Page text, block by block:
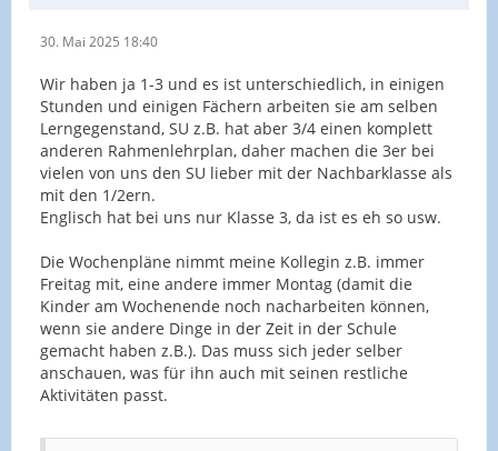
30. Mai 2025 18:40
Wir haben ja 1-3 und es ist unterschiedlich, in einigen
Stunden und einigen Fächern arbeiten sie am selben
Lerngegenstand, SU z.B. hat aber 3/4 einen komplett
anderen Rahmenlehrplan, daher machen die 3er bei
vielen von uns den SU lieber mit der Nachbarklasse als
mit den 1/2ern.
Englisch hat bei uns nur Klasse 3, da ist es eh so usw.
Die Wochenpläne nimmt meine Kollegin z.B. immer
Freitag mit, eine andere immer Montag (damit die
Kinder am Wochenende noch nacharbeiten können,
wenn sie andere Dinge in der Zeit in der Schule
gemacht haben z.B.). Das muss sich jeder selber
anschauen, was für ihn auch mit seinen restliche
Aktivitäten passt.